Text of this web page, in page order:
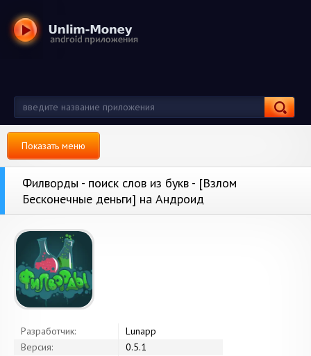
Показать меню
Филворды - поиск слов из букв - [Взлом
Бесконечные деньги] на Андроид
Разработчик:
Lunapp
Версия:
0.5.1